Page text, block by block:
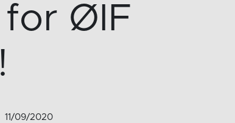
for ØIF
11/09/2020